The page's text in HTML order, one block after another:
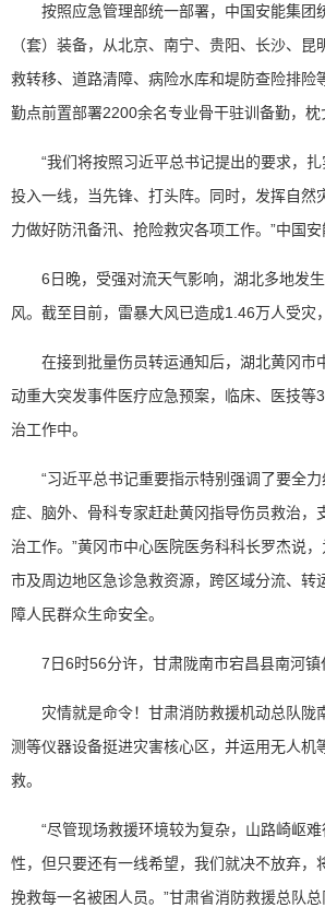
按照应急管理部统一部署，中国安能集
（套）装备，从北京、南宁、贵阳、长沙、
救转移、道路清障、病险水库和堤防查险排
勤点前置部署2200余名专业骨干驻训备勤，枕
“我们将按照习近平总书记提出的要求，
投入一线，当先锋、打头阵。同时，发挥自
力做好防汛备汛、抢险救灾各项工作。”中国
6日晚，受强对流天气影响，湖北多地发
风。截至目前，雷暴大风已造成1.46万人受灾
在接到批量伤员转运通知后，湖北黄冈市
动重大突发事件医疗应急预案，临床、医技
治工作中。
“习近平总书记重要指示特别强调了要全
症、脑外、骨科专家赶赴黄冈指导伤员救治，
治工作。”黄冈市中心医院医务科科长罗杰说
市及周边地区急诊急救资源，跨区域分流、
障人民群众生命安全。
7日6时56分许，甘肃陇南市宕昌县南河镇
灾情就是命令！甘肃消防救援机动总队
测等仪器设备挺进灾害核心区，并运用无人机
救。
“尽管现场救援环境较为复杂，山路崎岖
性，但只要还有一线希望，我们就决不放弃，
挽救每一名被困人员。”甘肃省消防救援总队总